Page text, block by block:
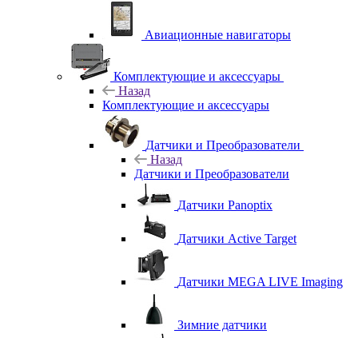
Авиационные навигаторы
Комплектующие и аксессуары
Назад
Комплектующие и аксессуары
Датчики и Преобразователи
Назад
Датчики и Преобразователи
Датчики Panoptix
Датчики Active Target
Датчики MEGA LIVE Imaging
Зимние датчики